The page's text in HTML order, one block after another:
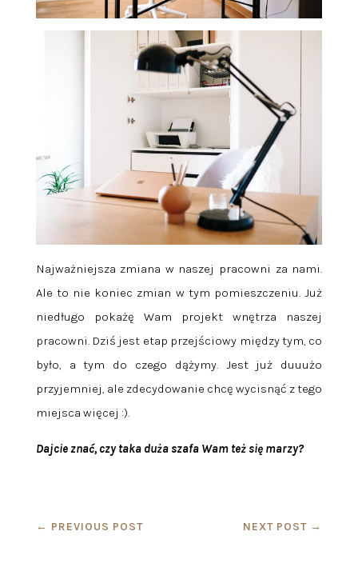
Najważniejsza zmiana w naszej pracowni za nami.
Ale to nie koniec zmian w tym pomieszczeniu. Już
niedługo pokażę Wam projekt wnętrza naszej
pracowni. Dziś jest etap przejściowy między tym, co
było, a tym do czego dążymy. Jest już duuużo
przyjemniej, ale zdecydowanie chcę wycisnąć z tego
miejsca więcej :).
Dajcie znać, czy taka duża szafa Wam też się marzy?
← PREVIOUS POST NEXT POST →